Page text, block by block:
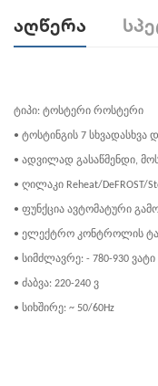
Აღწერა
ტიპი: ტოსტერი როსტერი
• ტოსტინგის 7 სხვადასხვა
• ადვილად გასაწმენდი,
• ღილაკი Reheat/DeFROST/
• ფუნქცია ავტომატური
• ელექტრო კონტროლის
• სიმძლავრე: - 780-930 ვატი
• ძაბვა: 220-240 ვ
• სიხშირე: ~ 50/60Hz